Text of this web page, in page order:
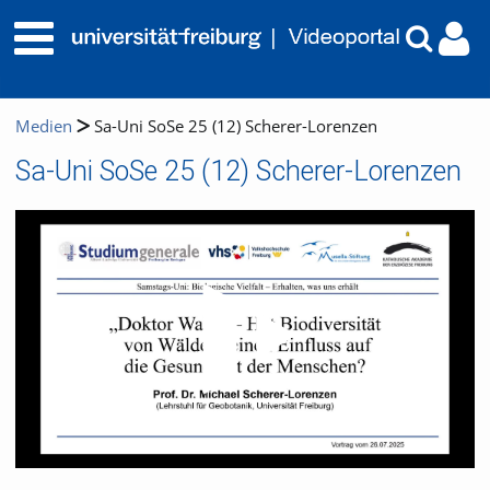
Medien Sa-Uni SoSe 25 (12) Scherer-Lorenzen
Sa-Uni SoSe 25 (12) Scherer-Lorenzen